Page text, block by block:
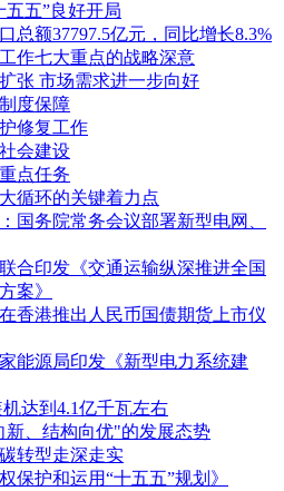
五五”良好开局
总额37797.5亿元，同比增长8.3%
作七大重点的战略深意
张 市场需求进一步向好
度保障
修复工作
会建设
点任务
循环的关键着力点
国务院常务会议部署新型电网、
合印发《交通运输纵深推进全国
案》
香港推出人民币国债期货上市仪
能源局印发《新型电力系统建
达到4.1亿千瓦左右
、结构向优"的发展态势
转型走深走实
保护和运用“十五五”规划》